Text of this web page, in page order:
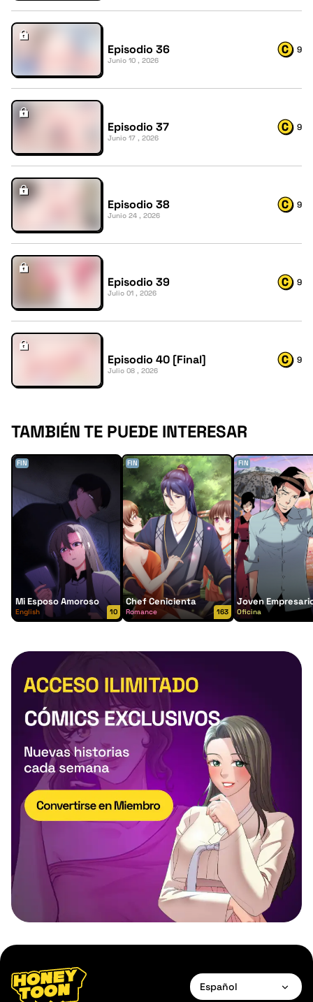
Episodio 36
Junio 10 , 2026
9
Episodio 37
Junio 17 , 2026
9
Episodio 38
Junio 24 , 2026
9
Episodio 39
Julio 01 , 2026
9
Episodio 40 [Final]
Julio 08 , 2026
9
TAMBIÉN TE PUEDE INTERESAR
FIN
Mi Esposo Amoroso
English 10
FIN
Chef Cenicienta
Romance 163
FIN
Joven
Oficina
Español